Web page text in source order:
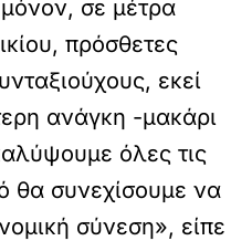
σε μέτρα
πρόσθετες
εκεί
ανάγκη -μακάρι
όλες τις
θα συνεχίσουμε να
σύνεση», είπε